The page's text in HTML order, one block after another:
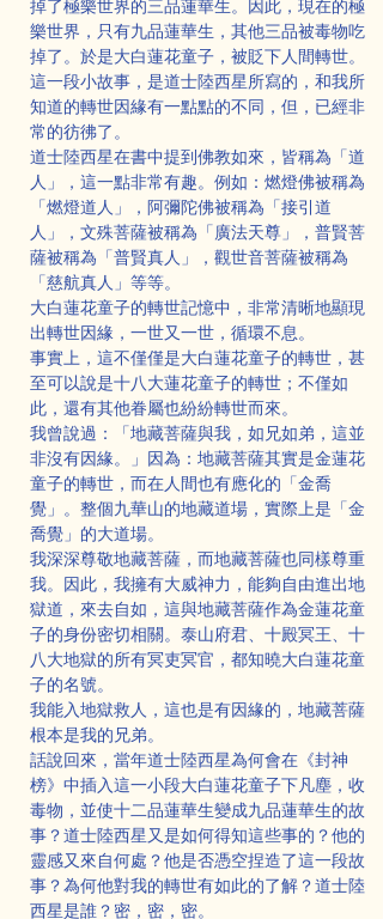
掉了極樂世界的三品蓮華生。因此，現在的極
樂世界，只有九品蓮華生，其他三品被毒物吃
掉了。於是大白蓮花童子，被貶下人間轉世。
這一段小故事，是道士陸西星所寫的，和我所
知道的轉世因緣有一點點的不同，但，已經非
常的彷彿了。
道士陸西星在書中提到佛教如來，皆稱為「道
人」，這一點非常有趣。例如：燃燈佛被稱為
「燃燈道人」，阿彌陀佛被稱為「接引道
人」，文殊菩薩被稱為「廣法天尊」，普賢菩
薩被稱為「普賢真人」，觀世音菩薩被稱為
「慈航真人」等等。
大白蓮花童子的轉世記憶中，非常清晰地顯現
出轉世因緣，一世又一世，循環不息。
事實上，這不僅僅是大白蓮花童子的轉世，甚
至可以說是十八大蓮花童子的轉世；不僅如
此，還有其他眷屬也紛紛轉世而來。
我曾說過：「地藏菩薩與我，如兄如弟，這並
非沒有因緣。」因為：地藏菩薩其實是金蓮花
童子的轉世，而在人間也有應化的「金喬
覺」。整個九華山的地藏道場，實際上是「金
喬覺」的大道場。
我深深尊敬地藏菩薩，而地藏菩薩也同樣尊重
我。因此，我擁有大威神力，能夠自由進出地
獄道，來去自如，這與地藏菩薩作為金蓮花童
子的身份密切相關。泰山府君、十殿冥王、十
八大地獄的所有冥吏冥官，都知曉大白蓮花童
子的名號。
我能入地獄救人，這也是有因緣的，地藏菩薩
根本是我的兄弟。
話說回來，當年道士陸西星為何會在《封神
榜》中插入這一小段大白蓮花童子下凡塵，收
毒物，並使十二品蓮華生變成九品蓮華生的故
事？道士陸西星又是如何得知這些事的？他的
靈感又來自何處？他是否憑空捏造了這一段故
事？為何他對我的轉世有如此的了解？道士陸
西星是誰？密，密，密。